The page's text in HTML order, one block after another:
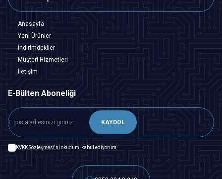
Anasayfa
Yeni Ürünler
İndirimdekiler
Müşteri Hizmetleri
İletişim
E-Bülten Aboneliği
KAYDOL
KVKK Sözleşmesi'ni okudum, kabul ediyorum.